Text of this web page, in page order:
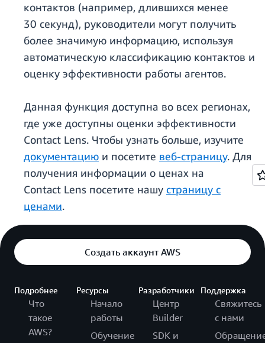
контактов (например, длившихся менее
30 секунд), руководители могут получить
более значимую информацию, используя
автоматическую классификацию контактов и
оценку эффективности работы агентов.
Данная функция доступна во всех регионах,
где уже доступны оценки эффективности
Contact Lens. Чтобы узнать больше, изучите
документацию и посетите веб-страницу. Для
получения информации о ценах на
Contact Lens посетите нашу страницу с
ценами.
Создать аккаунт AWS
Подробнее
Что
такое
AWS?
Ресурсы
Начало
работы
Обучение
Разработчики
Центр
Builder
SDK и
Поддержка
Свяжитесь
с нами